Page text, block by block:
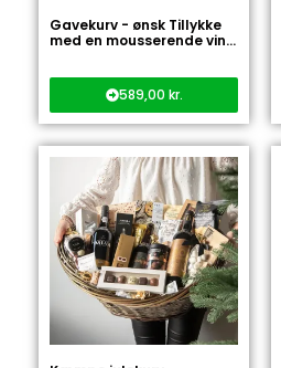
Gavekurv - ønsk Tillykke
med en mousserende vin...
589,00 kr.